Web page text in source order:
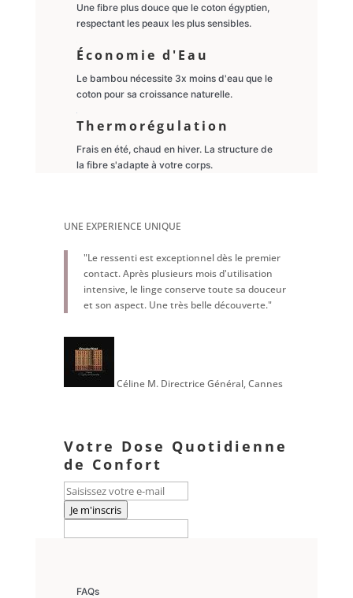
Une fibre plus douce que le coton égyptien,
respectant les peaux les plus sensibles.
Économie d'Eau
Le bambou nécessite 3x moins d'eau que le
coton pour sa croissance naturelle.
Thermorégulation
Frais en été, chaud en hiver. La structure de
la fibre s'adapte à votre corps.
UNE EXPERIENCE UNIQUE
"Le ressenti est exceptionnel dès le premier
contact. Après plusieurs mois d'utilisation
intensive, le linge conserve toute sa douceur
et son aspect. Une très belle découverte."
Céline M. Directrice Général, Cannes
Votre Dose Quotidienne
de Confort
Je m'inscris
FAQs